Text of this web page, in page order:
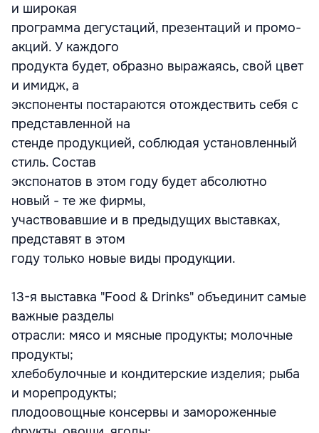
и широкая
программа дегустаций, презентаций и промо-
акций. У каждого
продукта будет, образно выражаясь, свой цвет
и имидж, а
экспоненты постараются отождествить себя с
представленной на
стенде продукцией, соблюдая установленный
стиль. Состав
экспонатов в этом году будет абсолютно
новый - те же фирмы,
участвовавшие и в предыдущих выставках,
представят в этом
году только новые виды продукции.
13-я выставка "Food & Drinks" объединит самые
важные разделы
отрасли: мясо и мясные продукты; молочные
продукты;
хлебобулочные и кондитерские изделия; рыба
и морепродукты;
плодоовощные консервы и замороженные